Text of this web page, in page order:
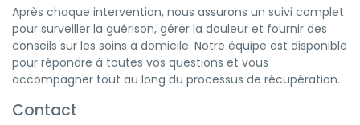
Après chaque intervention, nous assurons un suivi complet
pour surveiller la guérison, gérer la douleur et fournir des
conseils sur les soins à domicile. Notre équipe est disponible
pour répondre à toutes vos questions et vous
accompagner tout au long du processus de récupération.
Contact